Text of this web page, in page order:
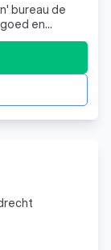
bureau de
en
maar ook
de weinige
kracht en dus